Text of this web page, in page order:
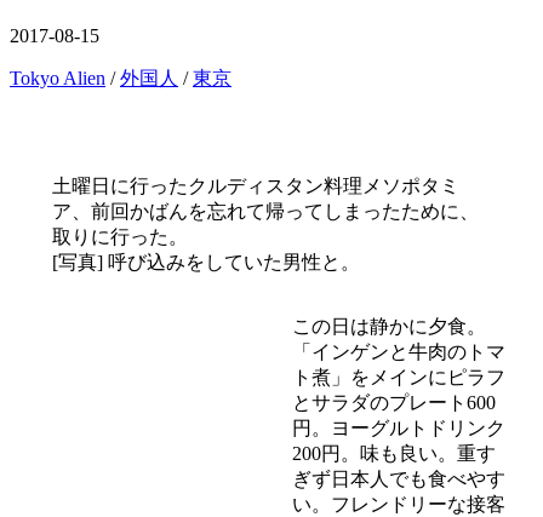
る
公
日
2017-08-15
カ
Tokyo Alien /外国人 /東京
土曜日に行ったクルディスタン料理メソポタミ
ア、前回かばんを忘れて帰ってしまったために、
取りに行った。
[写真] 呼び込みをしていた男性と。
この日は静かに夕食。
「インゲンと牛肉のトマ
ト煮」をメインにピラフ
とサラダのプレート600
円。ヨーグルトドリンク
200円。味も良い。重す
ぎず日本人でも食べやす
い。フレンドリーな接客